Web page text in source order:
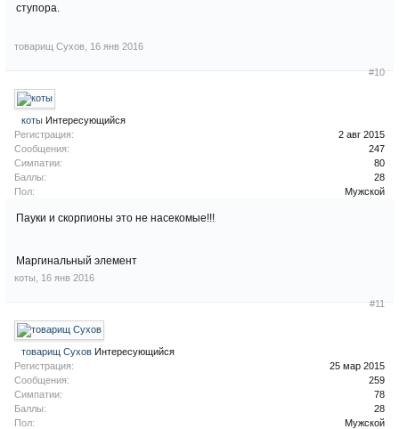
ступора.
товарищ Сухов 16 янв 2016
#10
коты Интересующийся
Регистрация:
2 авг 2015
Сообщения:
247
Симпатии:
80
Баллы:
28
Пол:
Мужской
Пауки и скорпионы это не насекомые!!!
Маргинальный элемент
коты 16 янв 2016
#11
товарищ Сухов Интересующийся
Регистрация:
25 мар 2015
Сообщения:
259
Симпатии:
78
Баллы:
28
Пол:
Мужской